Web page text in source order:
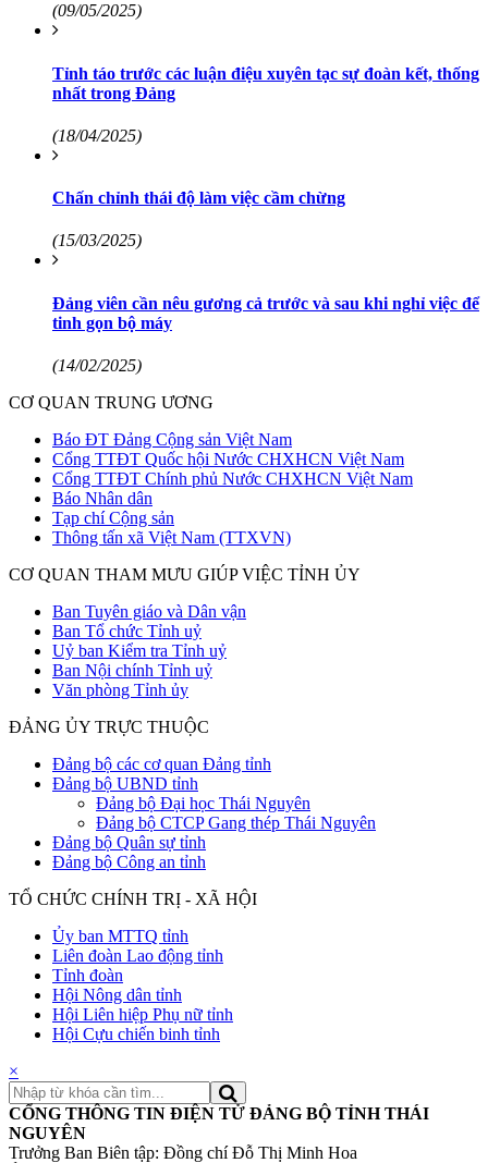
(09/05/2025)
Tỉnh táo trước các luận điệu xuyên tạc sự đoàn kết, thống
nhất trong Đảng
(18/04/2025)
Chấn chỉnh thái độ làm việc cầm chừng
(15/03/2025)
Đảng viên cần nêu gương cả trước và sau khi nghỉ việc để
tinh gọn bộ máy
(14/02/2025)
CƠ QUAN TRUNG ƯƠNG
Báo ĐT Đảng Cộng sản Việt Nam
Cổng TTĐT Quốc hội Nước CHXHCN Việt Nam
Cổng TTĐT Chính phủ Nước CHXHCN Việt Nam
Báo Nhân dân
Tạp chí Cộng sản
Thông tấn xã Việt Nam (TTXVN)
CƠ QUAN THAM MƯU GIÚP VIỆC TỈNH ỦY
Ban Tuyên giáo và Dân vận
Ban Tổ chức Tỉnh uỷ
Uỷ ban Kiểm tra Tỉnh uỷ
Ban Nội chính Tỉnh uỷ
Văn phòng Tỉnh ủy
ĐẢNG ỦY TRỰC THUỘC
Đảng bộ các cơ quan Đảng tỉnh
Đảng bộ UBND tỉnh
Đảng bộ Đại học Thái Nguyên
Đảng bộ CTCP Gang thép Thái Nguyên
Đảng bộ Quân sự tỉnh
Đảng bộ Công an tỉnh
TỔ CHỨC CHÍNH TRỊ - XÃ HỘI
Ủy ban MTTQ tỉnh
Liên đoàn Lao động tỉnh
Tỉnh đoàn
Hội Nông dân tỉnh
Hội Liên hiệp Phụ nữ tỉnh
Hội Cựu chiến binh tỉnh
×
CỔNG THÔNG TIN ĐIỆN TỬ ĐẢNG BỘ TỈNH THÁI
NGUYÊN
Trưởng Ban Biên tập: Đồng chí Đỗ Thị Minh Hoa